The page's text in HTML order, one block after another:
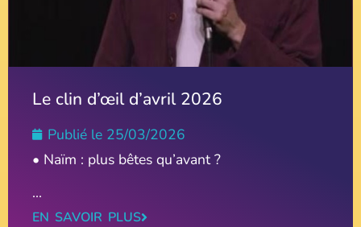
Le clin d’œil d’avril 2026
Publié le 25/03/2026
• Naïm : plus bêtes qu’avant ?
...
EN SAVOIR PLUS